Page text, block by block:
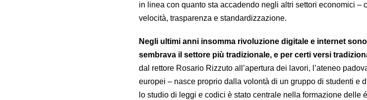
in linea con quanto sta accadendo negli altri settori economici –
velocità, trasparenza e standardizzazione.
Negli ultimi anni insomma rivoluzione digitale e internet
sembrava il settore più tradizionale, e per certi versi
dal rettore Rosario Rizzuto all’apertura dei lavori, l’ateneo
europei – nasce proprio dalla volontà di un gruppo di studenti e
lo studio di leggi e codici è stato centrale nella formazione delle